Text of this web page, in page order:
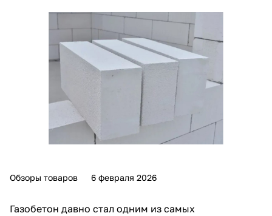
Обзоры товаров 6 февраля 2026
Газобетон давно стал одним из самых